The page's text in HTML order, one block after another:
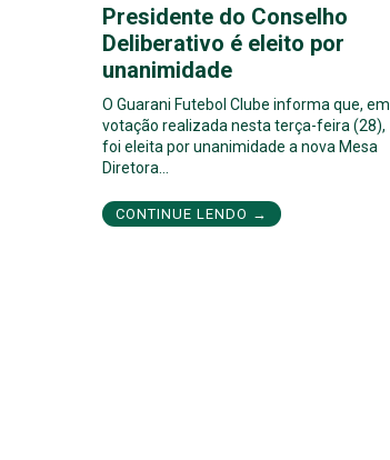
Presidente do Conselho
Deliberativo é eleito por
unanimidade
O Guarani Futebol Clube informa que, em
votação realizada nesta terça-feira (28),
foi eleita por unanimidade a nova Mesa
Diretora…
CONTINUE LENDO →